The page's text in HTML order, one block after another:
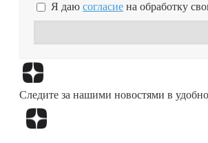
Я даю согласие на обработку
Следите за нашими новостями в